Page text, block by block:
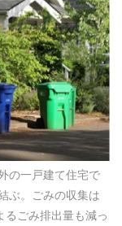
の一戸建て住宅で
ぶ。ごみの収集は
るごみ排出量も減っ